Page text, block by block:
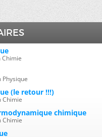
(le retour !!!)
Chimie
chimique
Chimie